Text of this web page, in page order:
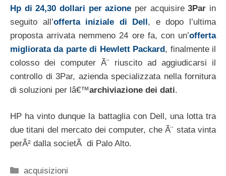
Hp di 24,30 dollari per azione per acquisire3Par in
seguito all’offerta iniziale di Dell, e dopo l’ultima
proposta arrivata nemmeno 24 ore fa, con un’offerta
migliorata da parte di Hewlett Packard, finalmente il
colosso dei computer Ã¨ riuscito ad aggiudicarsi il
controllo di 3Par, azienda specializzata nella fornitura
di soluzioni per lâ€™archiviazione dei dati.
HP ha vinto dunque la battaglia con Dell, una lotta tra
due titani del mercato dei computer, che Ã¨ stata vinta
perÃ² dalla societÃ di Palo Alto.
Categorie
acquisizioni